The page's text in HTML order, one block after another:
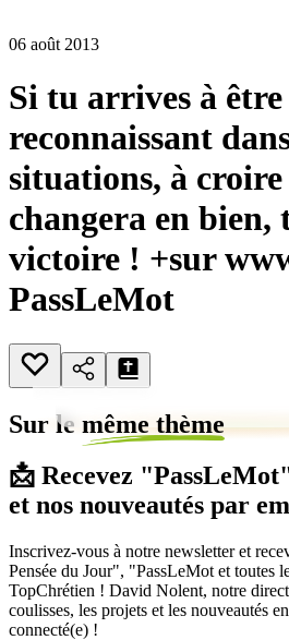
06 août 2013
Si tu arrives à être
reconnaissant
situations, à
changera en bien,
victoire ! +sur
PassLeMot
Sur le même thème
📩 Recevez
et nos nouveautés par
Inscrivez-vous à notre newsletter et
Pensée du Jour", "PassLeMot et toutes
TopChrétien ! David Nolent, notre
coulisses, les projets et les nouveautés
connecté(e) !